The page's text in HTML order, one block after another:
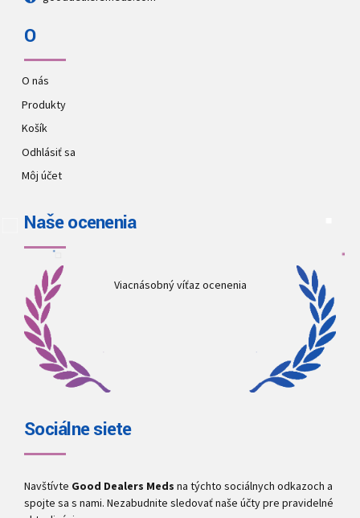
O
O nás
Produkty
Košík
Odhlásiť sa
Môj účet
Naše ocenenia
Viacnásobný víťaz ocenenia
Sociálne siete
Navštívte Good Dealers Meds na týchto sociálnych odkazoch a
spojte sa s nami. Nezabudnite sledovať naše účty pre pravidelné